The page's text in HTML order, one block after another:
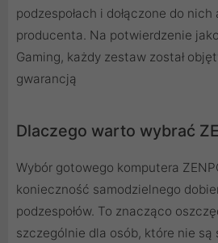
podzespołach i dołączone do
producenta. Na potwierdzenie
Gaming, każdy zestaw został
gwarancją
Dlaczego warto wybrać
Wybór gotowego komputera
konieczność samodzielnego
podzespołów. To znacząco
szczególnie dla osób, które nie